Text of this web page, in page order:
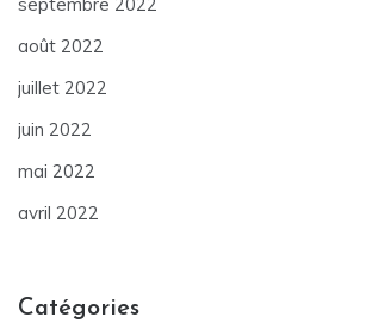
août 2022
juillet 2022
juin 2022
mai 2022
avril 2022
Catégories